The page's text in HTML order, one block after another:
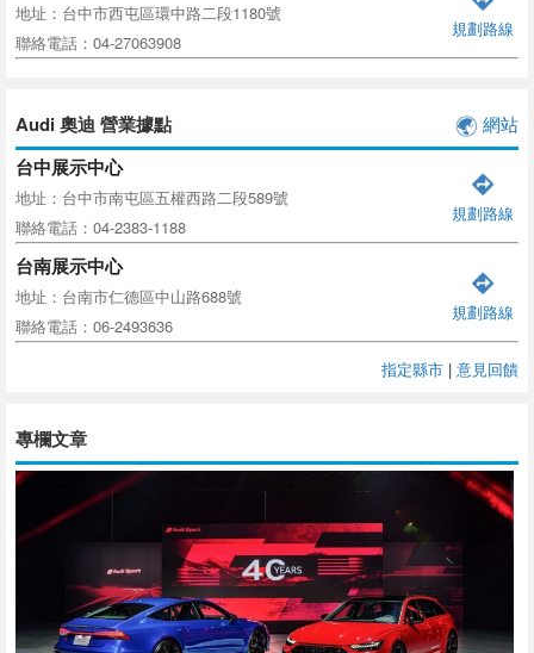
地址：台中市西屯區環中路二段1180號
聯絡電話：04-27063908
規劃路線
Audi 奧迪 營業據點 網站
台中展示中心
地址：台中市南屯區五權西路二段589號
聯絡電話：04-2383-1188
規劃路線
台南展示中心
地址：台南市仁德區中山路688號
聯絡電話：06-2493636
規劃路線
指定縣市 | 意見回饋
專欄文章